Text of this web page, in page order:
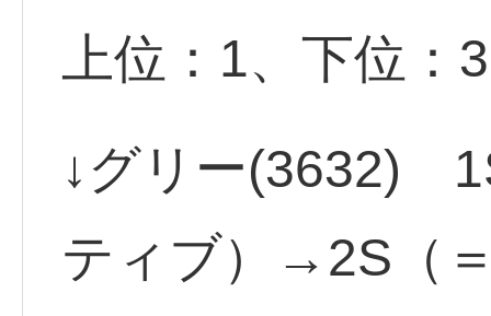
上位：1、下位
↓グリー(3632)
ティブ）→2S（